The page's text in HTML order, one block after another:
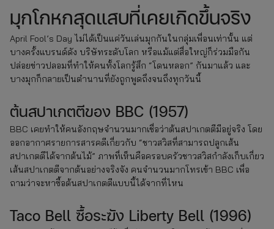
มุกโกหกสุดแสบที่เคยเกิดขึ้นจริง
April Fool’s Day ไม่ได้เป็นแค่วันเล่นมุกกันในกลุ่มเพื่อนเท่านั้น แต่
บางครั้งแบรนด์ดัง บริษัทระดับโลก หรือแม้แต่สื่อใหญ่ก็ร่วมมือกัน
ปล่อยข่าวปลอมที่ทำให้คนทั้งโลกรู้สึก “โดนหลอก” กันมาแล้ว และ
บางมุกก็กลายเป็นตำนานที่ยังถูกพูดถึงจนถึงทุกวันนี้
ต้นสปาเกตตีของ BBC (1957)
BBC เคยทำให้คนอังกฤษจำนวนมากเชื่อว่าต้นสปาเกตตีมีอยู่จริง โดย
ออกอากาศรายการสารคดีเกี่ยวกับ “ชาวสวิสที่สามารถปลูกเส้น
สปาเกตตีได้จากต้นไม้” ภาพที่เห็นคือครอบครัวชาวสวิสกำลังเก็บเกี่ยว
เส้นสปาเกตตีจากต้นอย่างจริงจัง คนจำนวนมากโทรเข้า BBC เพื่อ
ถามว่าจะหาซื้อต้นสปาเกตตีแบบนี้ได้จากที่ไหน
Taco Bell ซื้อระฆัง Liberty Bell (1996)